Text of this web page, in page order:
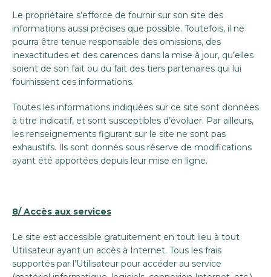
Le propriétaire s’efforce de fournir sur son site des
informations aussi précises que possible. Toutefois, il ne
pourra être tenue responsable des omissions, des
inexactitudes et des carences dans la mise à jour, qu’elles
soient de son fait ou du fait des tiers partenaires qui lui
fournissent ces informations.
Toutes les informations indiquées sur ce site sont données
à titre indicatif, et sont susceptibles d’évoluer. Par ailleurs,
les renseignements figurant sur le site ne sont pas
exhaustifs. Ils sont donnés sous réserve de modifications
ayant été apportées depuis leur mise en ligne.
8/ Accès aux services
Le site est accessible gratuitement en tout lieu à tout
Utilisateur ayant un accès à Internet. Tous les frais
supportés par l’Utilisateur pour accéder au service